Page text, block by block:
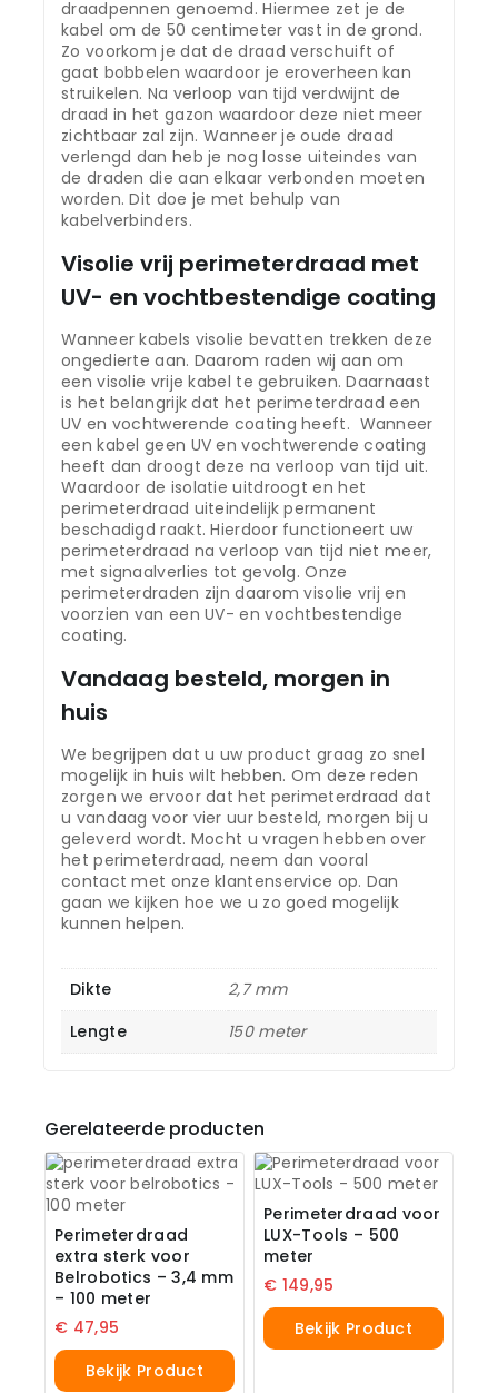
draadpennen genoemd. Hiermee zet je de
kabel om de 50 centimeter vast in de grond.
Zo voorkom je dat de draad verschuift of
gaat bobbelen waardoor je eroverheen kan
struikelen. Na verloop van tijd verdwijnt de
draad in het gazon waardoor deze niet meer
zichtbaar zal zijn. Wanneer je oude draad
verlengd dan heb je nog losse uiteindes van
de draden die aan elkaar verbonden moeten
worden. Dit doe je met behulp van
kabelverbinders.
Visolie vrij perimeterdraad met
UV- en vochtbestendige coating
Wanneer kabels visolie bevatten trekken deze
ongedierte aan. Daarom raden wij aan om
een visolie vrije kabel te gebruiken. Daarnaast
is het belangrijk dat het perimeterdraad een
UV en vochtwerende coating heeft. Wanneer
een kabel geen UV en vochtwerende coating
heeft dan droogt deze na verloop van tijd uit.
Waardoor de isolatie uitdroogt en het
perimeterdraad uiteindelijk permanent
beschadigd raakt. Hierdoor functioneert uw
perimeterdraad na verloop van tijd niet meer,
met signaalverlies tot gevolg. Onze
perimeterdraden zijn daarom visolie vrij en
voorzien van een UV- en vochtbestendige
coating.
Vandaag besteld, morgen in
huis
We begrijpen dat u uw product graag zo snel
mogelijk in huis wilt hebben. Om deze reden
zorgen we ervoor dat het perimeterdraad dat
u vandaag voor vier uur besteld, morgen bij u
geleverd wordt. Mocht u vragen hebben over
het perimeterdraad, neem dan vooral
contact met onze klantenservice op. Dan
gaan we kijken hoe we u zo goed mogelijk
kunnen helpen.
Dikte
2,7 mm
Lengte
150 meter
Gerelateerde producten
Perimeterdraad
extra sterk voor
Belrobotics – 3,4 mm
– 100 meter
€ 47,95
Bekijk Product
Perimeterdraad voor
LUX-Tools – 500
meter
€ 149,95
Bekijk Product